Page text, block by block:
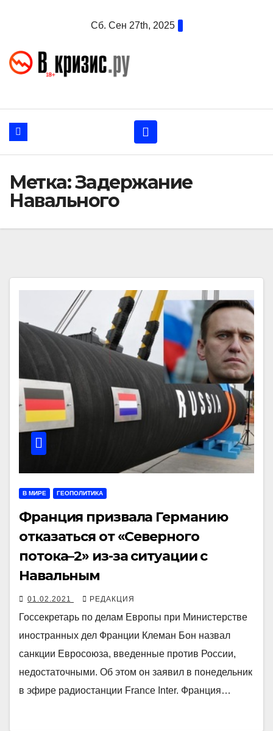
Сб. Сен 27th, 2025
Метка:Задержание
Навального
В МИРЕ ГЕОПОЛИТИКА
Франция призвала Германию
отказаться от «Северного
потока–2» из-за ситуации с
Навальным
01.02.2021 РЕДАКЦИЯ
Госсекретарь по делам Европы при Министерстве
иностранных дел Франции Клеман Бон назвал
санкции Евросоюза, введенные против России,
недостаточными. Об этом он заявил в понедельник
в эфире радиостанции France Inter. Франция…